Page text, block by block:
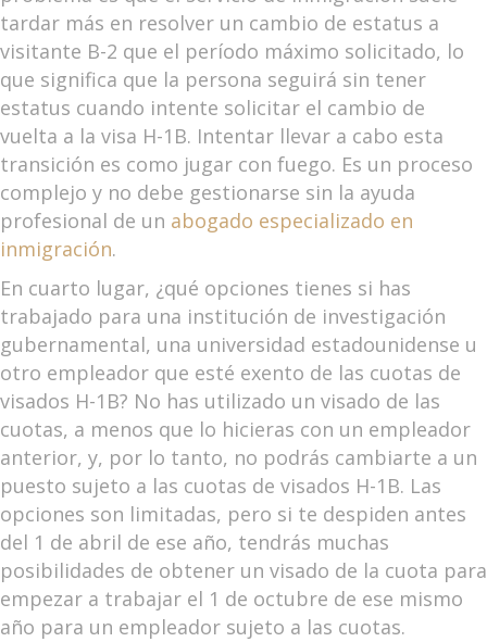
tardar más en resolver un cambio de estatus a
visitante B-2 que el período máximo solicitado, lo
que significa que la persona seguirá sin tener
estatus cuando intente solicitar el cambio de
vuelta a la visa H-1B. Intentar llevar a cabo esta
transición es como jugar con fuego. Es un proceso
complejo y no debe gestionarse sin la ayuda
profesional de un abogado especializado en
inmigración.
En cuarto lugar, ¿qué opciones tienes si has
trabajado para una institución de investigación
gubernamental, una universidad estadounidense u
otro empleador que esté exento de las cuotas de
visados H-1B? No has utilizado un visado de las
cuotas, a menos que lo hicieras con un empleador
anterior, y, por lo tanto, no podrás cambiarte a un
puesto sujeto a las cuotas de visados H-1B. Las
opciones son limitadas, pero si te despiden antes
del 1 de abril de ese año, tendrás muchas
posibilidades de obtener un visado de la cuota para
empezar a trabajar el 1 de octubre de ese mismo
año para un empleador sujeto a las cuotas.